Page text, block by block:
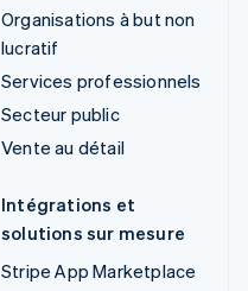
Organisations à but non
lucratif
Services professionnels
Secteur public
Vente au détail
Intégrations et
solutions sur mesure
Stripe App Marketplace